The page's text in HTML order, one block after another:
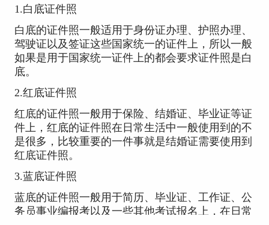
1.白底证件照
白底的证件照一般适用于身份证办理、护照办理、
驾驶证以及签证这些国家统一的证件上，所以一般
如果是用于国家统一证件上的都会要求证件照是白
底。
2.红底证件照
红底的证件照一般用于保险、结婚证、毕业证等证
件上，红底的证件照在日常生活中一般使用到的不
是很多，比较重要的一件事就是结婚证需要使用到
红底证件照。
3.蓝底证件照
蓝底的证件照一般用于简历、毕业证、工作证、公
务员事业编报考以及一些其他考试报名上，在日常